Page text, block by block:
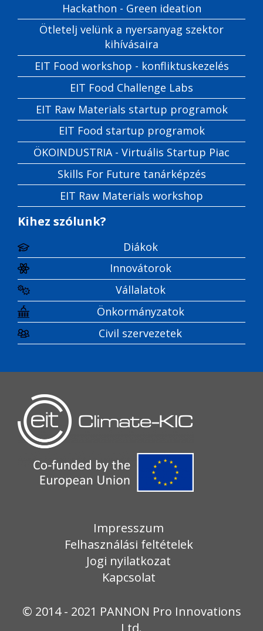
Hackathon - Green ideation
Ötletelj velünk a nyersanyag szektor
kihívásaira
EIT Food workshop - konfliktuskezelés
EIT Food Challenge Labs
EIT Raw Materials startup programok
EIT Food startup programok
ÖKOINDUSTRIA - Virtuális Startup Piac
Skills For Future tanárképzés
EIT Raw Materials workshop
Kihez szólunk?
Diákok
Innovátorok
Vállalatok
Önkormányzatok
Civil szervezetek
Impresszum
Felhasználási feltételek
Jogi nyilatkozat
Kapcsolat
© 2014 - 2021 PANNON Pro Innovations
Ltd.